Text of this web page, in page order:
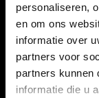
personaliseren,
en om ons
informatie over
partners voor
partners kunnen
informatie die u
Kenmerken van
Netherlands
✓ Stevige
✓ Geschikt voor